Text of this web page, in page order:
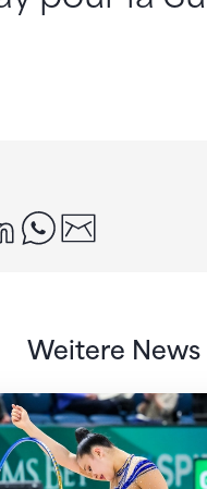
linkedinwhatsapp
Weitere News
Weltmeisterschaft